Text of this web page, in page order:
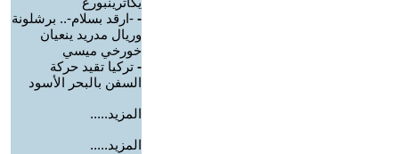
- -ارقد بسلام-.. برشلونة
وريال مدريد ينعيان
خورخي ميسي
- تركيا تقيد حركة
السفن بالبحر الأسود
المزيد.....
المزيد.....